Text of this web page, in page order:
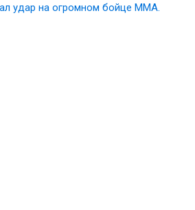
удар на огромном бойце ММА.